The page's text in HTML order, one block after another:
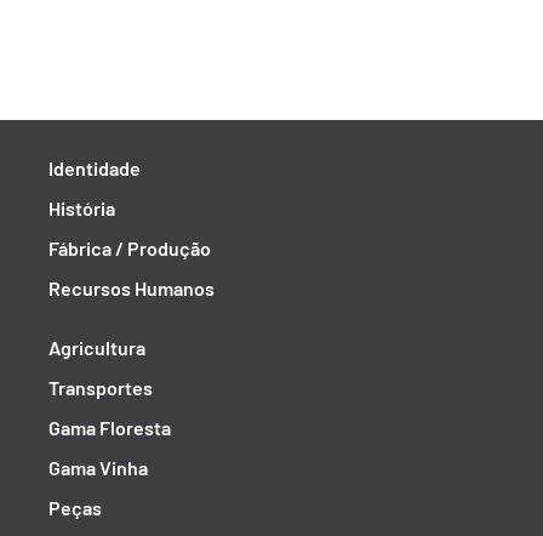
Identidade
História
Fábrica / Produção
Recursos Humanos
Agricultura
Transportes
Gama Floresta
Gama Vinha
Peças